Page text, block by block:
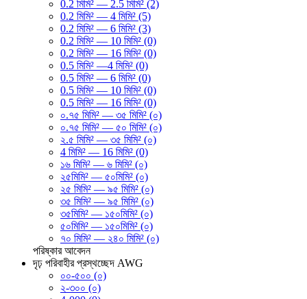
0.2 মিমি² — 2.5 মিমি² (2)
0.2 মিমি² — 4 মিমি² (5)
0.2 মিমি² — 6 মিমি² (3)
0.2 মিমি² — 10 মিমি² (0)
0.2 মিমি² — 16 মিমি² (0)
0.5 মিমি² —4 মিমি² (0)
0.5 মিমি² — 6 মিমি² (0)
0.5 মিমি² — 10 মিমি² (0)
0.5 মিমি² — 16 মিমি² (0)
০.৭৫ মিমি² — ৩৫ মিমি² (০)
০.৭৫ মিমি² — ৫০ মিমি² (০)
২.৫ মিমি² — ৩৫ মিমি² (০)
4 মিমি² — 16 মিমি² (0)
১৬ মিমি² — ৬ মিমি² (০)
২৫মিমি² — ৫০মিমি² (০)
২৫ মিমি² — ৯৫ মিমি² (০)
৩৫ মিমি² — ৯৫ মিমি² (০)
৩৫মিমি² — ১৫০মিমি² (০)
৫০মিমি² — ১৫০মিমি² (০)
৭০ মিমি² — ২৪০ মিমি² (০)
পরিষ্কার আবেদন
দৃঢ় পরিবাহীর প্রস্থচ্ছেদ AWG
০০-৫০০ (০)
২-৩০০ (০)